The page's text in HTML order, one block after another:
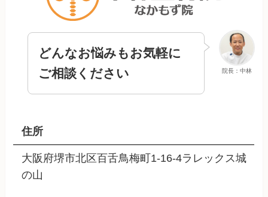
院長：中林
どんなお悩みもお気軽に
ご相談ください
住所
大阪府堺市北区百舌鳥梅町1-16-4ラレックス城
の山